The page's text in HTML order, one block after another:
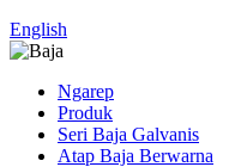
English
Ngarep
Produk
Seri Baja Galvanis
Atap Baja Berwarna